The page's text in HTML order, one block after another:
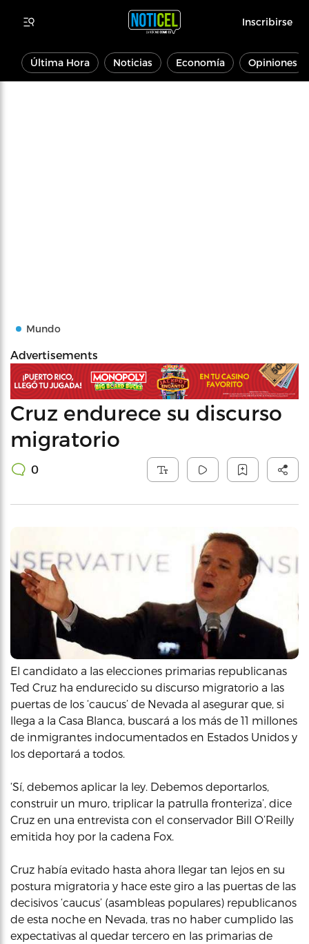
Inscribirse
Última Hora Noticias Economía Opiniones
Mundo
Advertisements
Cruz endurece su discurso
migratorio
0
El candidato a las elecciones primarias republicanas
Ted Cruz ha endurecido su discurso migratorio a las
puertas de los ‘caucus’ de Nevada al asegurar que, si
llega a la Casa Blanca, buscará a los más de 11 millones
de inmigrantes indocumentados en Estados Unidos y
los deportará a todos.
‘Sí, debemos aplicar la ley. Debemos deportarlos,
construir un muro, triplicar la patrulla fronteriza’, dice
Cruz en una entrevista con el conservador Bill O’Reilly
emitida hoy por la cadena Fox.
Cruz había evitado hasta ahora llegar tan lejos en su
postura migratoria y hace este giro a las puertas de las
decisivos ‘caucus’ (asambleas populares) republicanos
de esta noche en Nevada, tras no haber cumplido las
expectativas al quedar tercero en las primarias de